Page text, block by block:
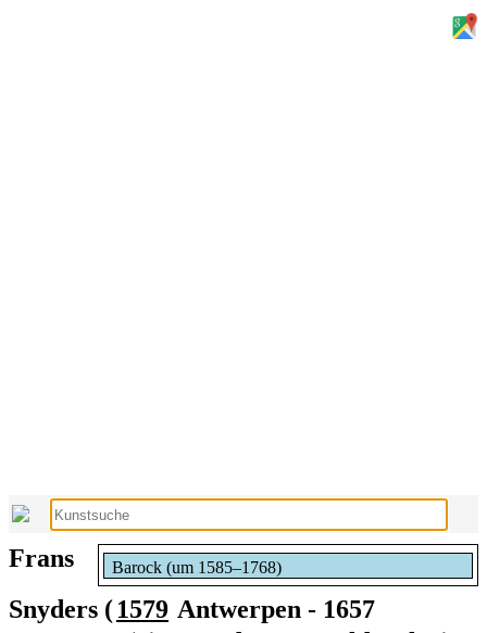
Barock (um 1585–1768)
Frans
Snyders (1579 Antwerpen - 1657